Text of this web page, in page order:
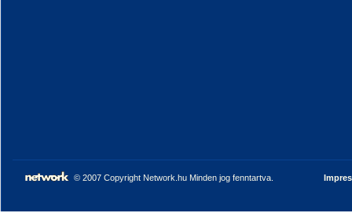
© 2007 Copyright Network.hu Minden jog fenntartva.